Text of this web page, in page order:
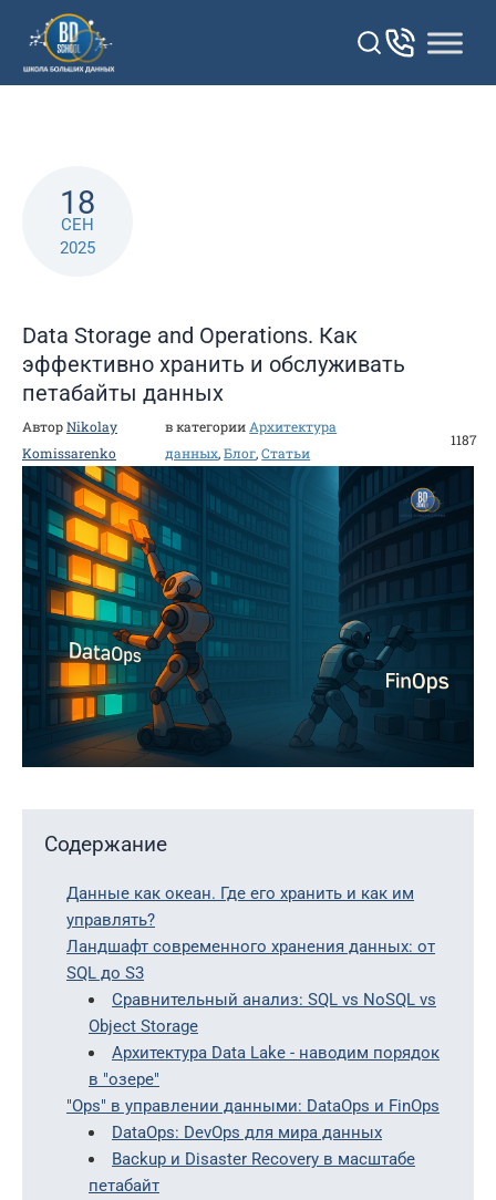
Перейти
контенту
18
СЕН
2025
Data Storage and Operations. Как
эффективно хранить и обслуживать
петабайты данных
АвторNikolay
Komissarenko
в категории Архитектура
данных,Блог,Статьи
1187
Содержание
Данные как океан. Где его хранить и как им
управлять?
Ландшафт современного хранения данных: от
SQL до S3
Сравнительный анализ: SQL vs NoSQL vs
Object Storage
Архитектура Data Lake - наводим порядок
в "озере"
"Ops" в управлении данными: DataOps и FinOps
DataOps: DevOps для мира данных
Backup и Disaster Recovery в масштабе
петабайт